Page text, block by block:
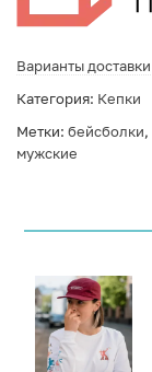
Варианты доставки
Категория: Кепки
Метки: бейсболки,
мужские